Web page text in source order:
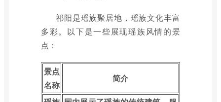
祁阳是瑶族聚居地，瑶族文化丰富
多彩。以下是一些展现瑶族风情的景
点：
景点
名称
简介